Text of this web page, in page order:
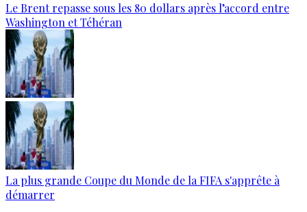
Le Brent repasse sous les 80 dollars après l’accord entre
Washington et Téhéran
La plus grande Coupe du Monde de la FIFA s'apprête à
démarrer